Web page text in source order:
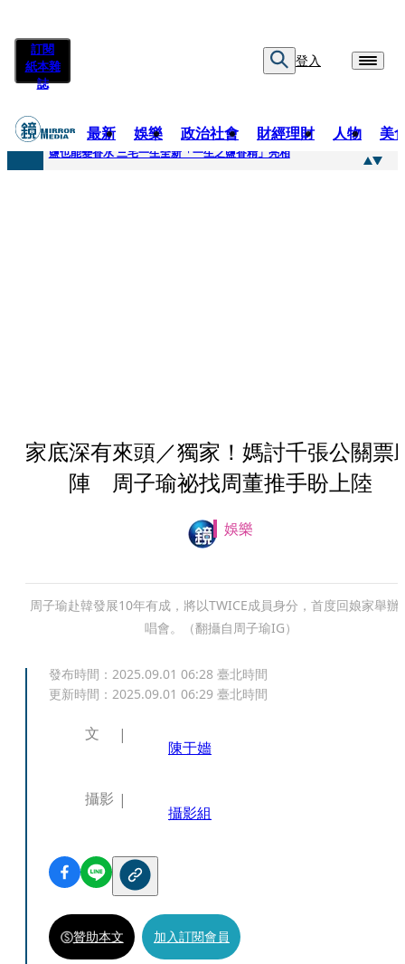
訂閱
紙本雜
誌
登入
最新 娛樂 政治社會 財經理財 人物 美
快訊
鹽也能變香水 三宅一生全新「一生之鹽香精」亮相
家底深有來頭／獨家！媽討千張公關票
陣 周子瑜祕找周董推手盼上陸
娛樂
周子瑜赴韓發展10年有成，將以TWICE成員身分，首度回娘家舉辦
唱會。（翻攝自周子瑜IG）
發布時間： 2025.09.01 06:28 臺北時間
更新時間： 2025.09.01 06:29 臺北時間
文
陳于嬙
攝影
攝影組
贊助本文 加入訂閱會員